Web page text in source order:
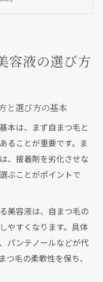
容液ランキング活
すまつエク長持ち
コーティング美容
容液の効果と選び
美容液の違いと使
つエク取れを防ぐ
ィング美容液ラン
容液の選び方
と選び方の基本
本は、まず自まつ毛と
ることが重要です。ま
、接着剤を劣化させな
ぶことがポイントで
美容液は、自まつ毛の
やすくなります。具体
パンテノールなどが代
毛の柔軟性を保ち、